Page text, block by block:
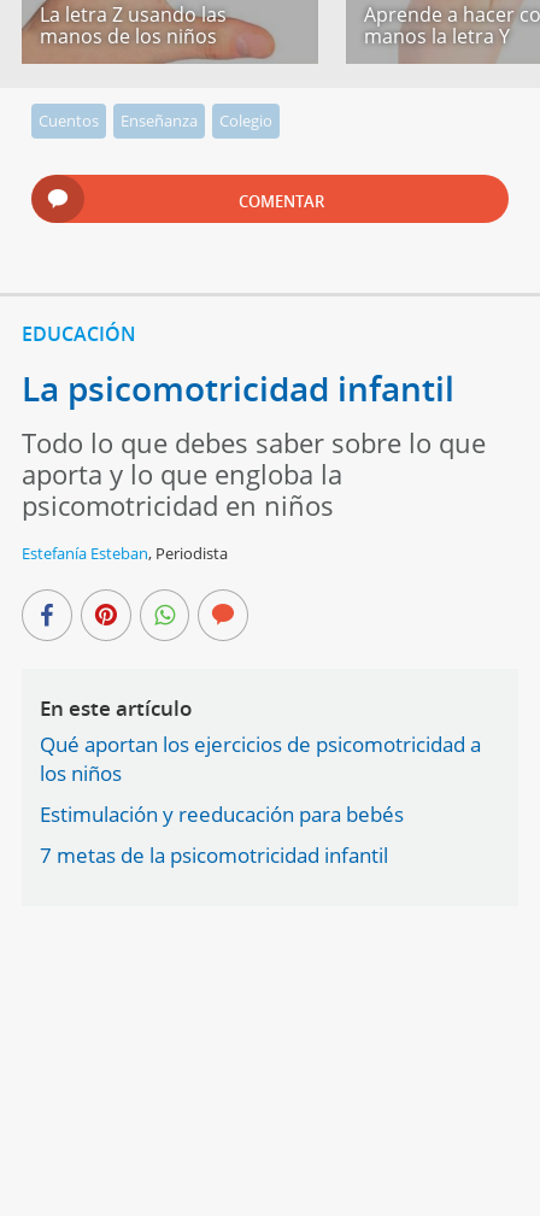
La letra Z usando las
manos de los niños
Aprende a hacer
manos la letra Y
Cuentos Enseñanza Colegio
COMENTAR
EDUCACIÓN
La psicomotricidad infantil
Todo lo que debes saber sobre lo que
aporta y lo que engloba la
psicomotricidad en niños
Estefanía Esteban, Periodista
En este artículo
Qué aportan los ejercicios de psicomotricidad a
los niños
Estimulación y reeducación para bebés
7 metas de la psicomotricidad infantil